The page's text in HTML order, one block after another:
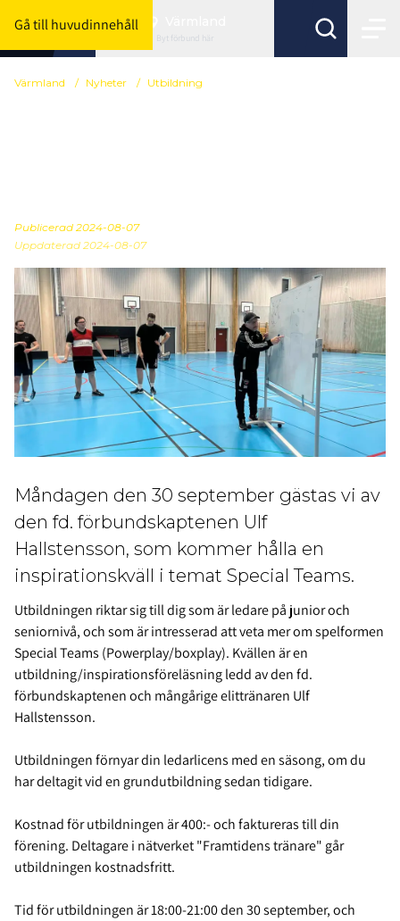
Gå till huvudinnehåll
Byt förbund här
Värmland / Nyheter / Utbildning
Publicerad 2024-08-07
Uppdaterad 2024-08-07
Måndagen den 30 september gästas vi av
den fd. förbundskaptenen Ulf
Hallstensson, som kommer hålla en
inspirationskväll i temat Special Teams.
Utbildningen riktar sig till dig som är ledare på junior och
seniornivå, och som är intresserad att veta mer om spelformen
Special Teams (Powerplay/boxplay). Kvällen är en
utbildning/inspirationsföreläsning ledd av den fd.
förbundskaptenen och mångårige elittränaren Ulf
Hallstensson.
Utbildningen förnyar din ledarlicens med en säsong, om du
har deltagit vid en grundutbildning sedan tidigare.
Kostnad för utbildningen är 400:- och faktureras till din
förening. Deltagare i nätverket "Framtidens tränare" går
utbildningen kostnadsfritt.
Tid för utbildningen är 18:00-21:00 den 30 september, och